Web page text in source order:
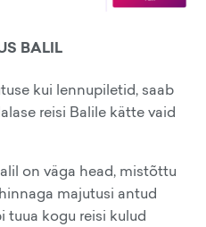
BALIL
kui lennupiletid, saab
reisi Balile kätte vaid
on väga head, mistõttu
majutusi antud
tuua kogu reisi kulud